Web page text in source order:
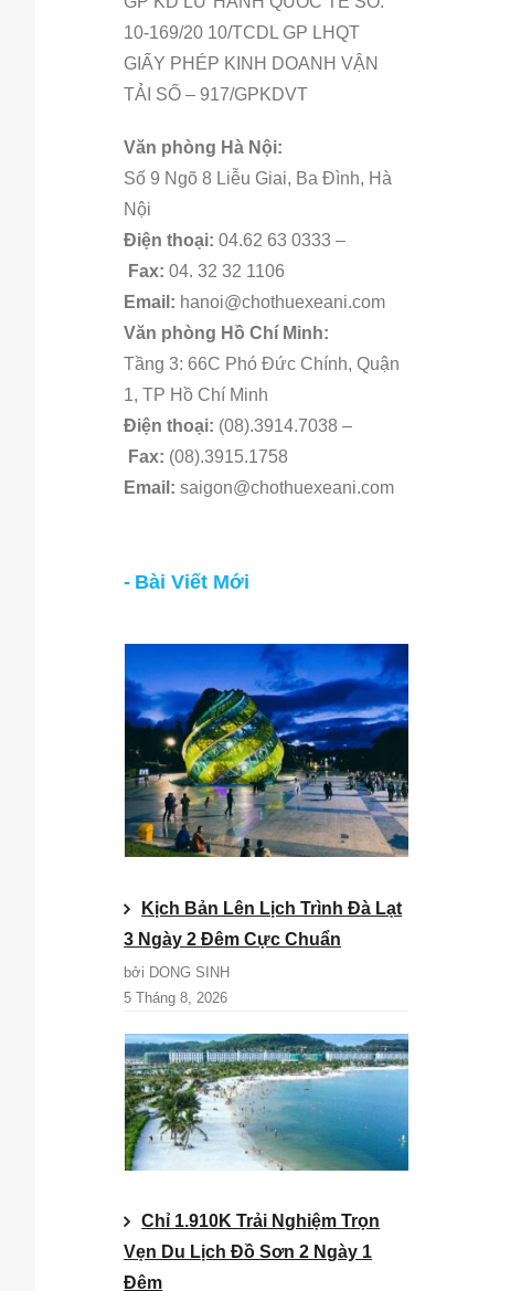
10-169/20 10/TCDL GP LHQT
GIẤY PHÉP KINH DOANH VẬN
TẢI SỐ – 917/GPKDVT
Văn phòng Hà Nội:
Số 9 Ngõ 8 Liễu Giai, Ba Đình, Hà
Nội
Điện thoại: 04.62 63 0333 –
Fax: 04. 32 32 1106
Email: hanoi@chothuexeani.com
Văn phòng Hồ Chí Minh:
Tầng 3: 66C Phó Đức Chính, Quận
1, TP Hồ Chí Minh
Điện thoại: (08).3914.7038 –
Fax: (08).3915.1758
Email: saigon@chothuexeani.com
Bài Viết Mới
Kịch Bản Lên Lịch Trình Đà Lạt
3 Ngày 2 Đêm Cực Chuẩn
bởi DONG SINH
5 Tháng 8, 2026
Chỉ 1.910K Trải Nghiệm Trọn
Vẹn Du Lịch Đồ Sơn 2 Ngày 1
Đêm